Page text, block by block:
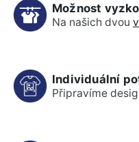
Možnost
Na našich dvou
Individuální
Připravíme